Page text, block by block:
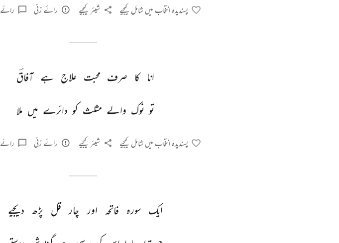
پسندیدہ انتخاب میں شامل کیجیے شیئر کیجیے رائے زنی رائے
انا کا صرف محبت علاج ہے آفاقؔ
تو نوک والے مثلث کو دائرے میں ملا
پسندیدہ انتخاب میں شامل کیجیے شیئر کیجیے رائے زنی رائے
ایک سورہ فاتحہ اور چار قل پڑھ دیجیے